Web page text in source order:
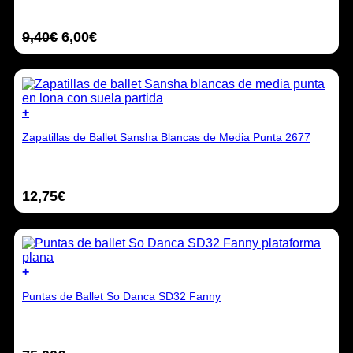
Las
opciones
pueden
elegir
en
la
página
9,40€ El
precio
original
era:
9,40€.
6,00€El
precio
actual
es:
6,00€.
+
producto
Las
opciones
pueden
elegir
en
la
página
Zapatillas de Ballet Sansha Blancas de Media Punta 2677
12,75€
+
producto
Puntas de Ballet So Danca SD32 Fanny